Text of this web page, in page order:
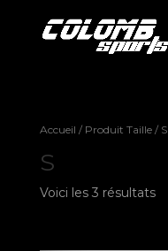
Accueil / Produit Taille / S
S
Voici les 3 résultats